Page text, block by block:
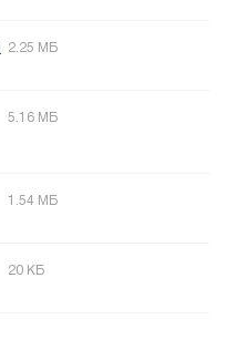
2.25 МБ
5.16 МБ
1.54 МБ
20 КБ